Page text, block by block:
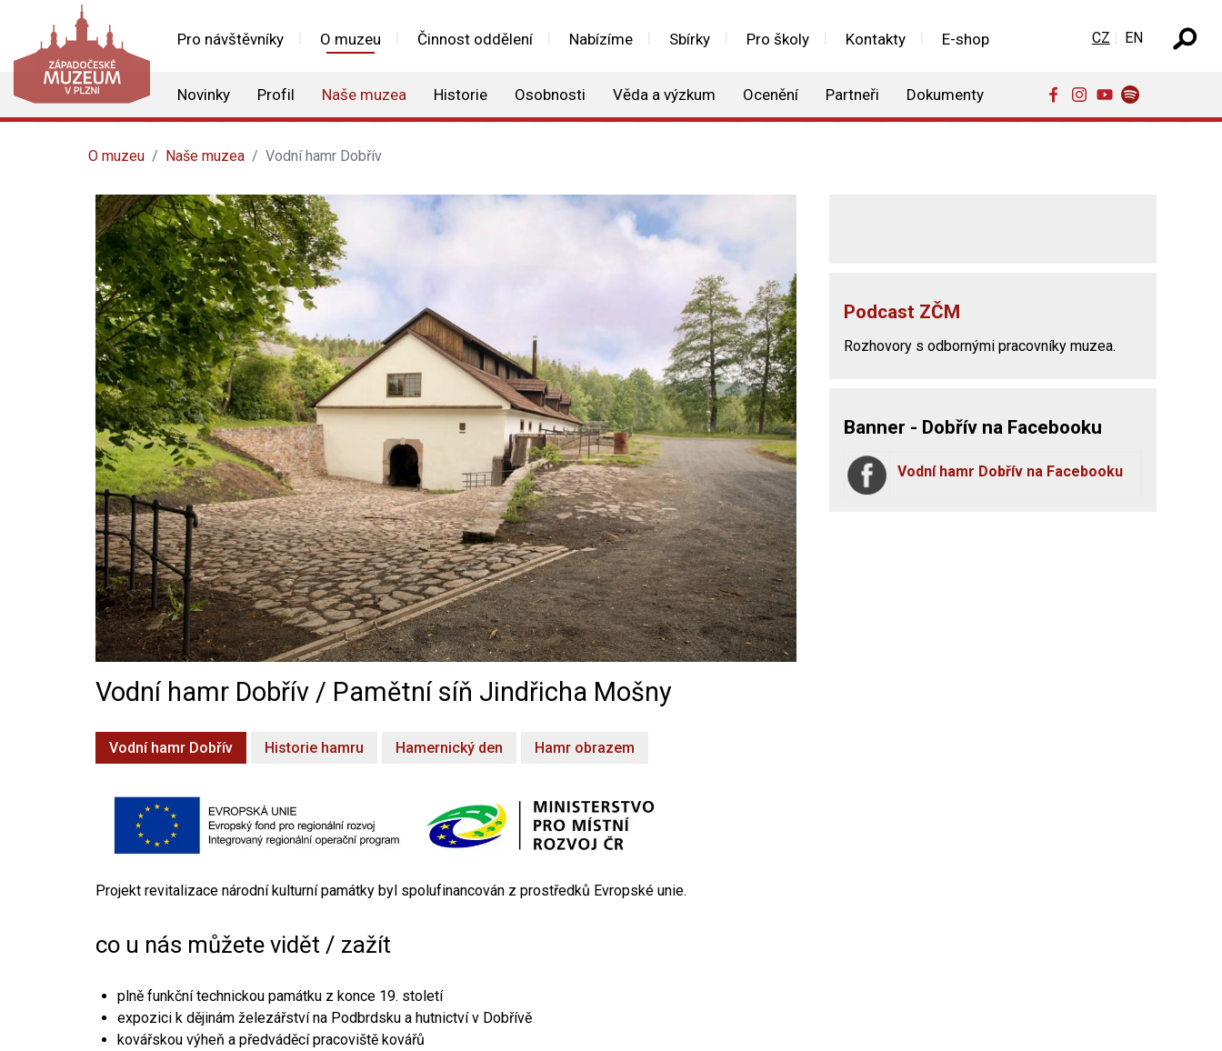
Pro návštěvníky O muzeu Činnost oddělení Nabízíme Sbírky Pro školy Kontakty E-shop
Novinky Profil Naše muzea Historie Osobnosti Věda a výzkum Ocenění Partneři Dokumenty
Zvolte jazyk
CZ EN
O muzeu Naše muzea Vodní hamr Dobřív
Vodní hamr Dobřív / Pamětní síň Jindřicha Mošny
Vodní hamr Dobřív Historie hamru Hamernický den Hamr obrazem
Projekt revitalizace národní kulturní památky byl spolufinancován z prostředků Evropské unie.
co u nás můžete vidět / zažít
plně funkční technickou památku z konce 19. století
expozici k dějinám železářství na Podbrdsku a hutnictví v Dobřívě
kovářskou výheň a předváděcí pracoviště kovářů
Podcast ZČM
Rozhovory s odbornými pracovníky muzea.
Banner - Dobřív na Facebooku
Vodní hamr Dobřív na Facebooku